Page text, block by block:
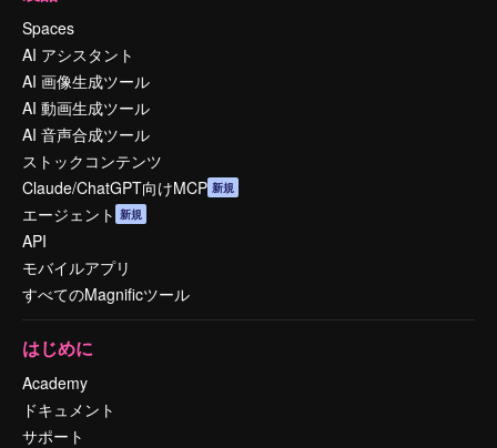
Spaces
AI アシスタント
AI 画像生成ツール
AI 動画生成ツール
AI 音声合成ツール
ストックコンテンツ
Claude/ChatGPT向けMCP 新規
エージェント 新規
API
モバイルアプリ
すべてのMagnificツール
はじめに
Academy
ドキュメント
サポート